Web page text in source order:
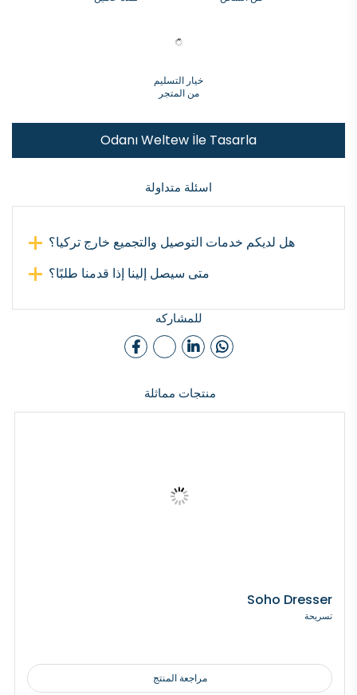
خيار التسليم
من المتجر
Odanı Weltew İle Tasarla
اسئلة متداولة
هل لديكم خدمات التوصيل والتجميع خارج تركيا؟
متى سيصل إلينا إذا قدمنا طلبًا؟
للمشاركه
منتجات مماثلة
Soho Dresser
تسريحة
مراجعة المنتج